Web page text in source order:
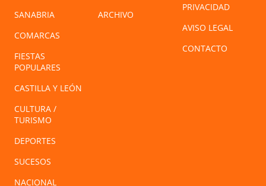
SANABRIA
COMARCAS
FIESTAS
POPULARES
CASTILLA Y LEÓN
CULTURA /
TURISMO
DEPORTES
SUCESOS
NACIONAL
ARCHIVO
PRIVACIDAD
AVISO LEGAL
CONTACTO